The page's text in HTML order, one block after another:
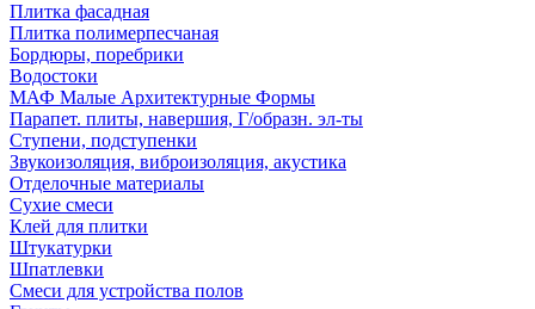
Плитка фасадная
Плитка полимерпесчаная
Бордюры, поребрики
Водостоки
МАФ Малые Архитектурные Формы
Парапет. плиты, навершия, Г/образн. эл-ты
Ступени, подступенки
Звукоизоляция, виброизоляция, акустика
Отделочные материалы
Сухие смеси
Клей для плитки
Штукатурки
Шпатлевки
Смеси для устройства полов